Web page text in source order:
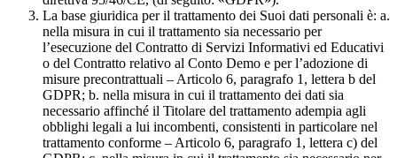
La base giuridica per il trattamento dei Suoi dati personali è: a.
nella misura in cui il trattamento sia necessario per
l’esecuzione del Contratto di Servizi Informativi ed Educativi
o del Contratto relativo al Conto Demo e per l’adozione di
misure precontrattuali – Articolo 6, paragrafo 1, lettera b del
GDPR; b. nella misura in cui il trattamento dei dati sia
necessario affinché il Titolare del trattamento adempia agli
obblighi legali a lui incombenti, consistenti in particolare nel
trattamento conforme – Articolo 6, paragrafo 1, lettera c) del